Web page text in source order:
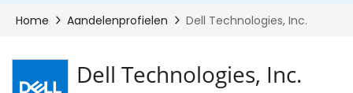
Dell Technologies, Inc.